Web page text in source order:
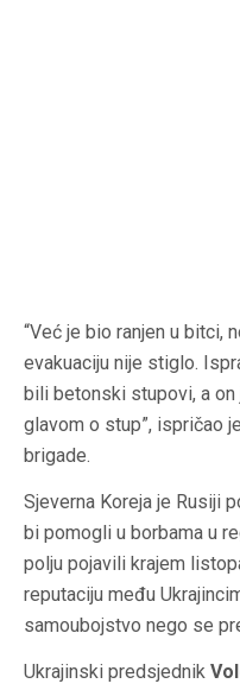
“Već je bio ranjen u bitci,
evakuaciju nije stiglo.
bili betonski stupovi, a
glavom o stup”, ispričao
brigade.
Sjeverna Koreja je Rusiji
bi pomogli u borbama u
polju pojavili krajem
reputaciju među
samoubojstvo nego se
Ukrajinski predsjednik